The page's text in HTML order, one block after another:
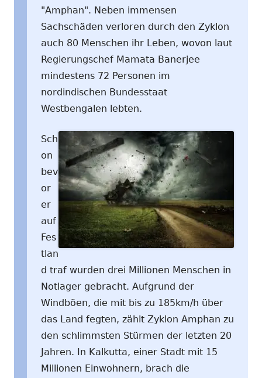
"Amphan". Neben immensen
Sachschäden verloren durch den Zyklon
auch 80 Menschen ihr Leben, wovon laut
Regierungschef Mamata Banerjee
mindestens 72 Personen im
nordindischen Bundesstaat
Westbengalen lebten.
Sch
on
bev
or
er
auf
Fes
tlan
d traf wurden drei Millionen Menschen in
Notlager gebracht. Aufgrund der
Windböen, die mit bis zu 185km/h über
das Land fegten, zählt Zyklon Amphan zu
den schlimmsten Stürmen der letzten 20
Jahren. In Kalkutta, einer Stadt mit 15
Millionen Einwohnern, brach die